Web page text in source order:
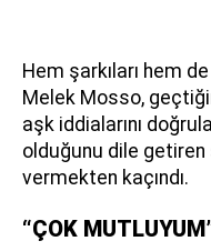
Hem şarkıları hem
Melek Mosso,
aşk iddialarını
olduğunu dile getiren
vermekten kaçındı.
“ÇOK